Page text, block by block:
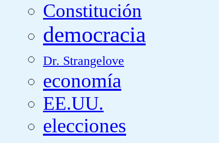
Constitución
democracia
Dr. Strangelove
economía
EE.UU.
elecciones